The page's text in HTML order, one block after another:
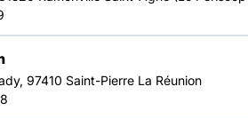
97410 Saint-Pierre La Réunion